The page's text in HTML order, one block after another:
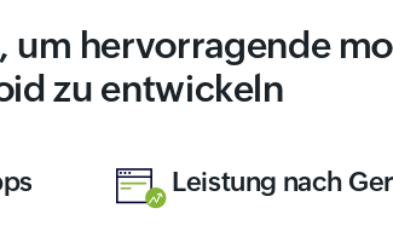
um hervorragende
zu entwickeln
Leistung nach